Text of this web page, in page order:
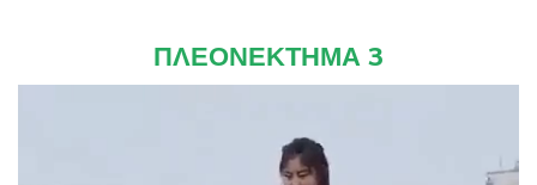
ΠΛΕΟΝΕΚΤΗΜΑ 3